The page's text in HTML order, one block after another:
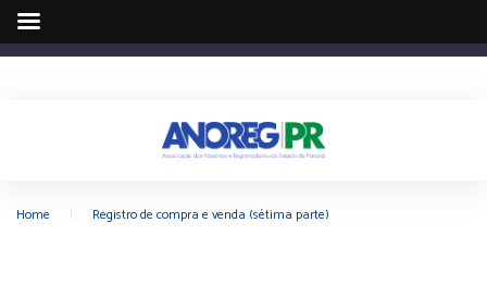
Home Registro de compra e venda (sétima parte)